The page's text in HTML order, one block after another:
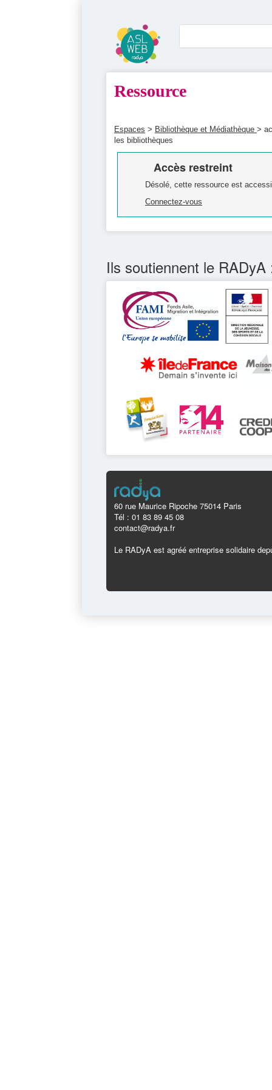
Ressource
Espaces > Bibliothèque et Médiathèque >
les bibliothèques
Accès restreint
Désolé, cette ressource est
Connectez-vous
Ils soutiennent le RADyA
60 rue Maurice Ripoche 75014 Paris
Tél : 01 83 89 45 08
contact@radya.fr
Le RADyA est agréé entreprise solidaire